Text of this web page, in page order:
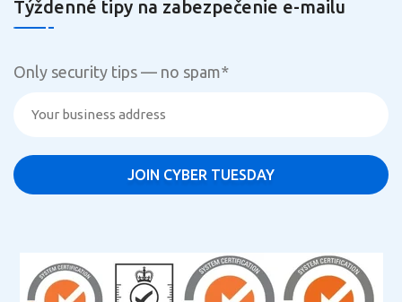
Týždenné tipy na zabezpečenie e-mailu
Only security tips — no spam*